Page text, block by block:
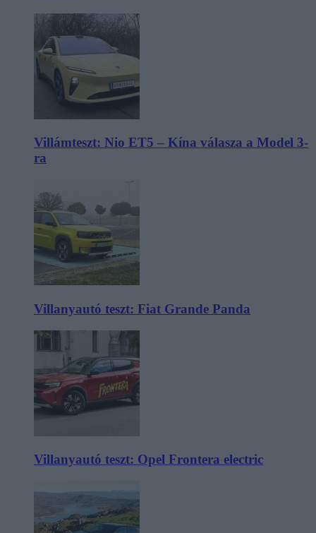
Villámteszt: Nio ET5 – Kína válasza a Model 3-
ra
Villanyautó teszt: Fiat Grande Panda
Villanyautó teszt: Opel Frontera electric